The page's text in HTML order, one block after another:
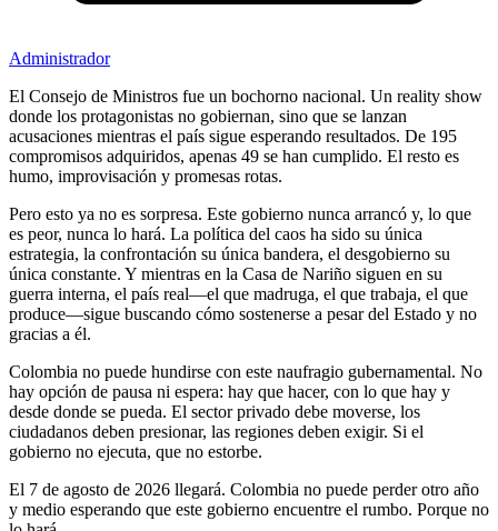
Administrador
El Consejo de Ministros fue un bochorno nacional. Un reality show
donde los protagonistas no gobiernan, sino que se lanzan
acusaciones mientras el país sigue esperando resultados. De 195
compromisos adquiridos, apenas 49 se han cumplido. El resto es
humo, improvisación y promesas rotas.
Pero esto ya no es sorpresa. Este gobierno nunca arrancó y, lo que
es peor, nunca lo hará. La política del caos ha sido su única
estrategia, la confrontación su única bandera, el desgobierno su
única constante. Y mientras en la Casa de Nariño siguen en su
guerra interna, el país real—el que madruga, el que trabaja, el que
produce—sigue buscando cómo sostenerse a pesar del Estado y no
gracias a él.
Colombia no puede hundirse con este naufragio gubernamental. No
hay opción de pausa ni espera: hay que hacer, con lo que hay y
desde donde se pueda. El sector privado debe moverse, los
ciudadanos deben presionar, las regiones deben exigir. Si el
gobierno no ejecuta, que no estorbe.
El 7 de agosto de 2026 llegará. Colombia no puede perder otro año
y medio esperando que este gobierno encuentre el rumbo. Porque no